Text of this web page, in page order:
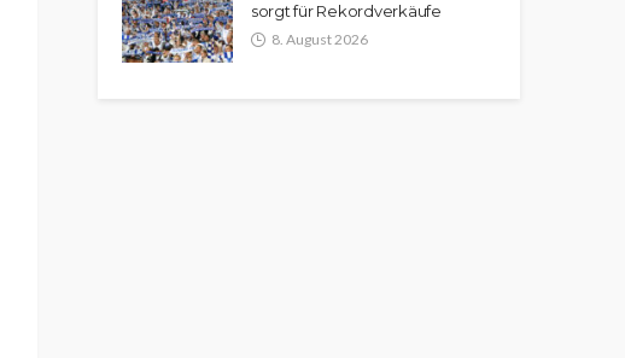
sorgt für Rekordverkäufe
8. August 2026